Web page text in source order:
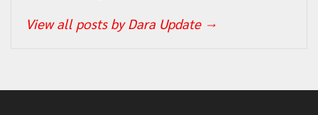
View all posts by Dara Update →